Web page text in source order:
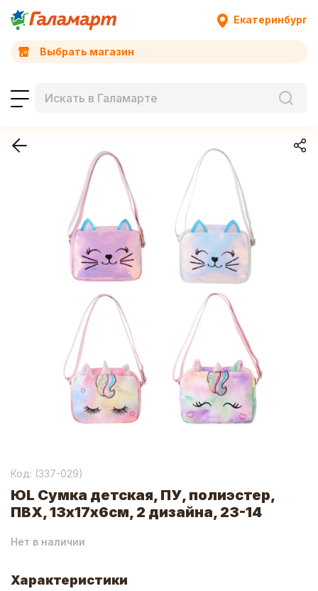
Екатеринбург
Выбрать магазин
Код: (337-029)
ЮL Сумка детская, ПУ, полиэстер,
ПВХ, 13х17х6см, 2 дизайна, 23-14
Нет в наличии
Характеристики